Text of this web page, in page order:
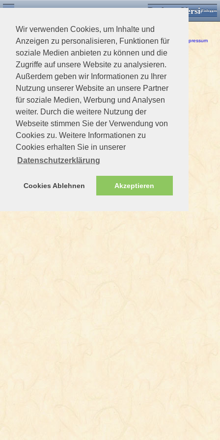
Wir verwenden Cookies, um Inhalte und
Anzeigen zu personalisieren, Funktionen für
soziale Medien anbieten zu können und die
Zugriffe auf unsere Website zu analysieren.
Außerdem geben wir Informationen zu Ihrer
Nutzung unserer Website an unsere Partner
für soziale Medien, Werbung und Analysen
weiter. Durch die weitere Nutzung der
Webseite stimmen Sie der Verwendung von
Cookies zu. Weitere Informationen zu
Cookies erhalten Sie in unserer
Datenschutzerklärung
Cookies Ablehnen Akzeptieren
Desktop VersionEinloggen
Ein Fehler ist aufgetreten!
Haftungsausschluss / Nutzungsbedingungen- Datenschutzerklärung Impressum